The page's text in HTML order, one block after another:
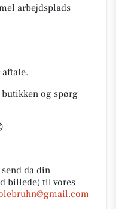
arbejdsplads
og spørg
da din
billede) til vores